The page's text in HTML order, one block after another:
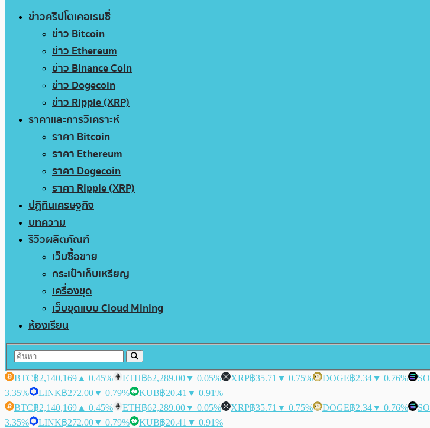
ข่าวคริปโตเคอเรนซี่
ข่าว Bitcoin
ข่าว Ethereum
ข่าว Binance Coin
ข่าว Dogecoin
ข่าว Ripple (XRP)
ราคาและการวิเคราะห์
ราคา Bitcoin
ราคา Ethereum
ราคา Dogecoin
ราคา Ripple (XRP)
ปฏิทินเศรษฐกิจ
บทความ
รีวิวผลิตภัณฑ์
เว็บซื้อขาย
กระเป๋าเก็บเหรียญ
เครื่องขุด
เว็บขุดแบบ Cloud Mining
ห้องเรียน
BTC฿2,140,169 ▲ 0.45% ETH฿62,289.00▼ 0.05% XRP฿35.71 ▼ 0.75% DOGE฿2.34▼ 0.76%
3.35%
LINK฿272.00▼ 0.79% KUB฿20.41 ▼ 0.91%
BTC฿2,140,169 ▲ 0.45% ETH฿62,289.00▼ 0.05% XRP฿35.71 ▼ 0.75% DOGE฿2.34▼ 0.76%
3.35%
LINK฿272.00▼ 0.79% KUB฿20.41 ▼ 0.91%